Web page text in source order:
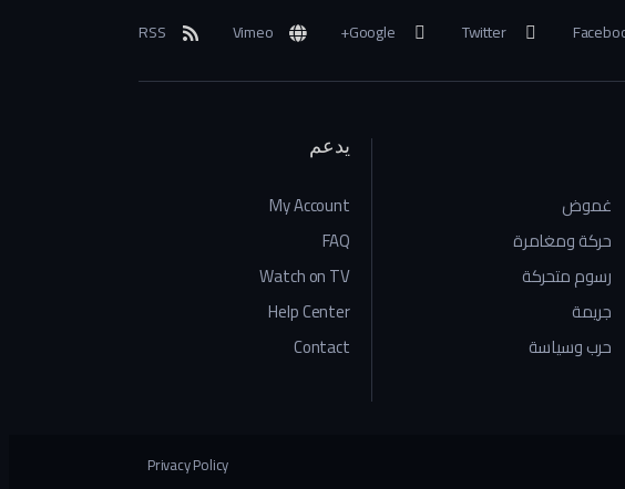
Twitter
Google+
Vimeo
RSS
غموض
حركة ومغامرة
رسوم متحركة
جريمة
حرب وسياسة
يدعم
My Account
FAQ
Watch on TV
Help Center
Contact
Privacy Policy